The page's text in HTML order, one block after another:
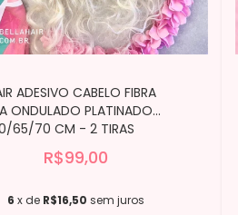
ADESIVO CABELO FIBRA
ONDULADO PLATINADO
65/70 CM - 2 TIRAS
R$99,00
6 x de R$16,50 sem juros